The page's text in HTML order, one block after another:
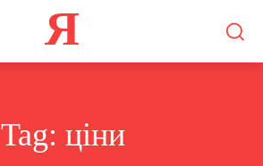
Я
Tag: ціни